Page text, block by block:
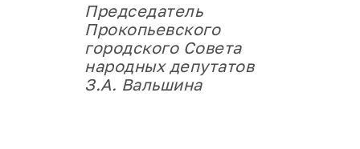
Председатель
Прокопьевского
городского Совета
народных депутатов
З.А. Вальшина